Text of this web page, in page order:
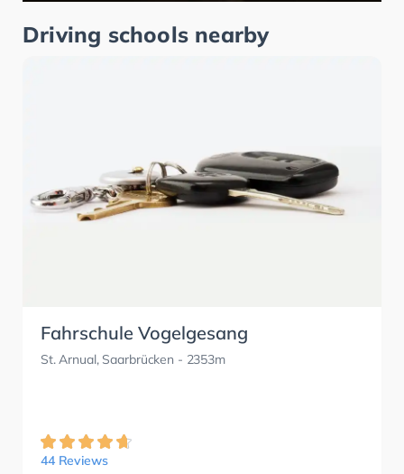
Driving schools nearby
Fahrschule Vogelgesang
St. Arnual, Saarbrücken - 2353m
44 Reviews